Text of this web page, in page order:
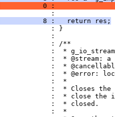
0 :
:
8 :   return res;
: }
:
: /**
:  *
:  * @stream: a
:  *
:  * @error:
:  *
:  * Closes
:  * close the
:  * closed.
:  *